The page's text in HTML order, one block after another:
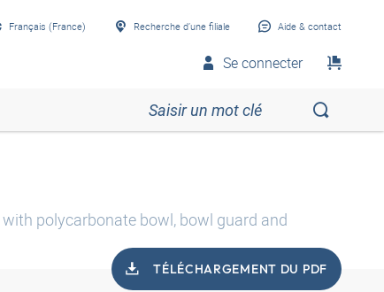
Français (France) Recherche d’une filiale Aide & contact
Se connecter
with polycarbonate bowl, bowl guard and
TÉLÉCHARGEMENT DU PDF